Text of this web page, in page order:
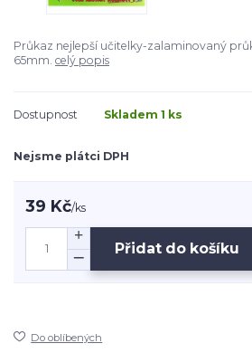
Průkaz nejlepší učitelky-zalaminovaný
65mm. celý popis
Dostupnost Skladem 1 ks
Nejsme plátci DPH
39 Kč/ks
Přidat do košíku
Do oblíbených